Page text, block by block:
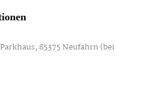
85375 Neufahrn (bei